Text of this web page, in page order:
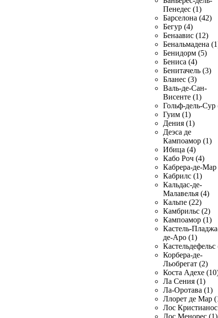
Пенедес (1)
Барселона (42)
Бегур (4)
Бенаавис (12)
Бенальмадена
Бенидорм (5)
Бениса (4)
Бенитачель (3)
Бланес (3)
Валь-де-Сан-
Висенте (1)
Гольф-дель-Сур
Гуим (1)
Дения (1)
Деэса де
Кампоамор (1)
Ибица (4)
Кабо Роч (4)
Кабрера-де-Мар
Кабрилс (1)
Кальдас-де-
Малавелья (4)
Кальпе (22)
Камбрильс (2)
Кампоамор (1)
Кастель-
де-Аро (1)
Кастельдефельс
Корбера-де-
Льобрегат (2)
Коста Адехе
Ла Сения (1)
Ла-Оротава (1)
Ллорет де Мар
Лос
Лос Менорес (1)